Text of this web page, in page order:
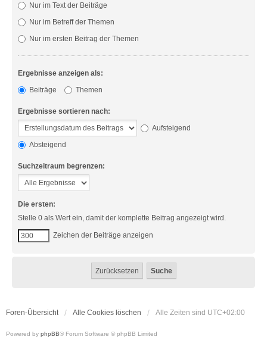
Nur im Text der Beiträge
Nur im Betreff der Themen
Nur im ersten Beitrag der Themen
Ergebnisse anzeigen als:
Beiträge
Themen
Ergebnisse sortieren nach:
Aufsteigend
Absteigend
Suchzeitraum begrenzen:
Die ersten:
Stelle 0 als Wert ein, damit der komplette Beitrag angezeigt wird.
Zeichen der Beiträge anzeigen
Foren-Übersicht Alle Cookies löschen Alle Zeiten sind UTC+02:00
Powered by phpBB® Forum Software © phpBB Limited